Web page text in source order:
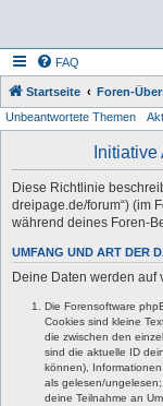
FAQ
Startseite Foren-
Unbeantwortete Themen
Diese Richtlinie
dreipage.de/forum“) (im
während deines Foren-
UMFANG UND ART DER
Deine Daten werden auf
Die Forensoftware
Cookies sind kleine
die zwischen den
sind die aktuelle ID
können),
als gelesen/
deine Teilnahme an